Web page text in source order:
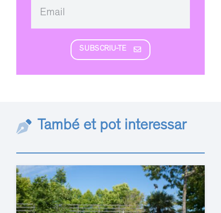
SUBSCRIU-TE
També et pot interessar